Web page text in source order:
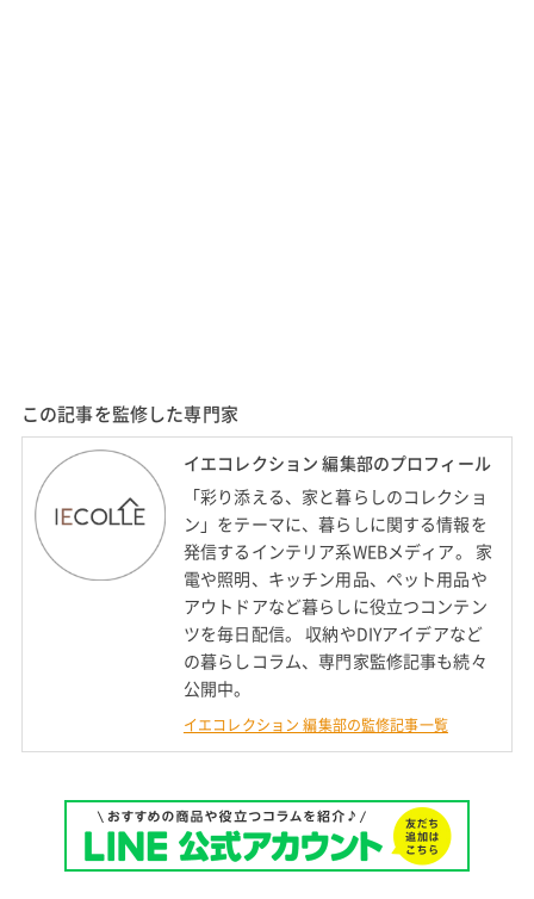
この記事を監修した専門家
イエコレクション 編集部のプロフィール
「彩り添える、家と暮らしのコレクショ
ン」をテーマに、暮らしに関する情報を
発信するインテリア系WEBメディア。 家
電や照明、キッチン用品、ペット用品や
アウトドアなど暮らしに役立つコンテン
ツを毎日配信。 収納やDIYアイデアなど
の暮らしコラム、専門家監修記事も続々
公開中。
イエコレクション 編集部の監修記事一覧